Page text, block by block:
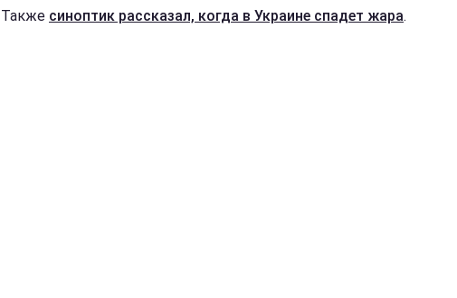
Также синоптик рассказал, когда в Украине спадет жара.